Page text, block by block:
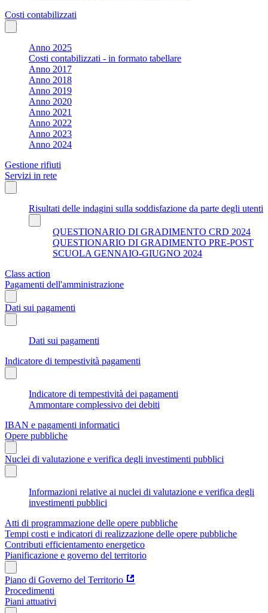
Costi contabilizzati
Anno 2025
Costi contabilizzati - in formato tabellare
Anno 2017
Anno 2018
Anno 2019
Anno 2020
Anno 2021
Anno 2022
Anno 2023
Anno 2024
Gestione rifiuti
Servizi in rete
Risultati delle indagini sulla soddisfazione da parte degli utenti
QUESTIONARIO DI GRADIMENTO CRD 2024
QUESTIONARIO DI GRADIMENTO PRE-POST
SCUOLA GENNAIO-GIUGNO 2024
Class action
Pagamenti dell'amministrazione
Dati sui pagamenti
Dati sui pagamenti
Indicatore di tempestività pagamenti
Indicatore di tempestività dei pagamenti
Ammontare complessivo dei debiti
IBAN e pagamenti informatici
Opere pubbliche
Nuclei di valutazione e verifica degli investimenti pubblici
Informazioni relative ai nuclei di valutazione e verifica degli
investimenti pubblici
Atti di programmazione delle opere pubbliche
Tempi costi e indicatori di realizzazione delle opere pubbliche
Contributi efficientamento energetico
Pianificazione e governo del territorio
Piano di Governo del Territorio
Procedimenti
Piani attuativi